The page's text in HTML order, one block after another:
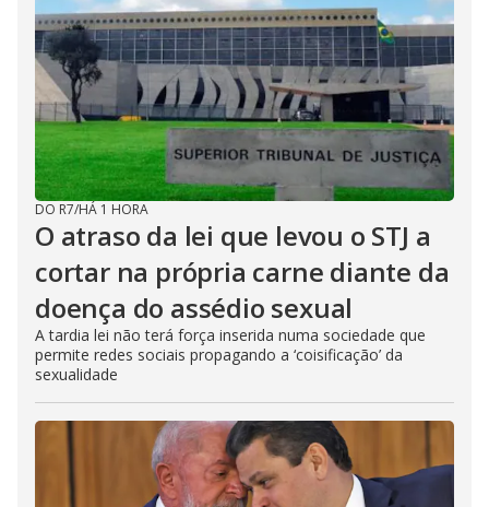
DO R7/HÁ 1 HORA
O atraso da lei que levou o STJ a
cortar na própria carne diante da
doença do assédio sexual
A tardia lei não terá força inserida numa sociedade que
permite redes sociais propagando a ‘coisificação’ da
sexualidade